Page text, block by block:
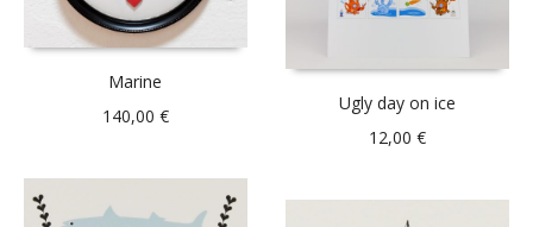
Marine
140,00 €
Ugly day on ice
12,00€